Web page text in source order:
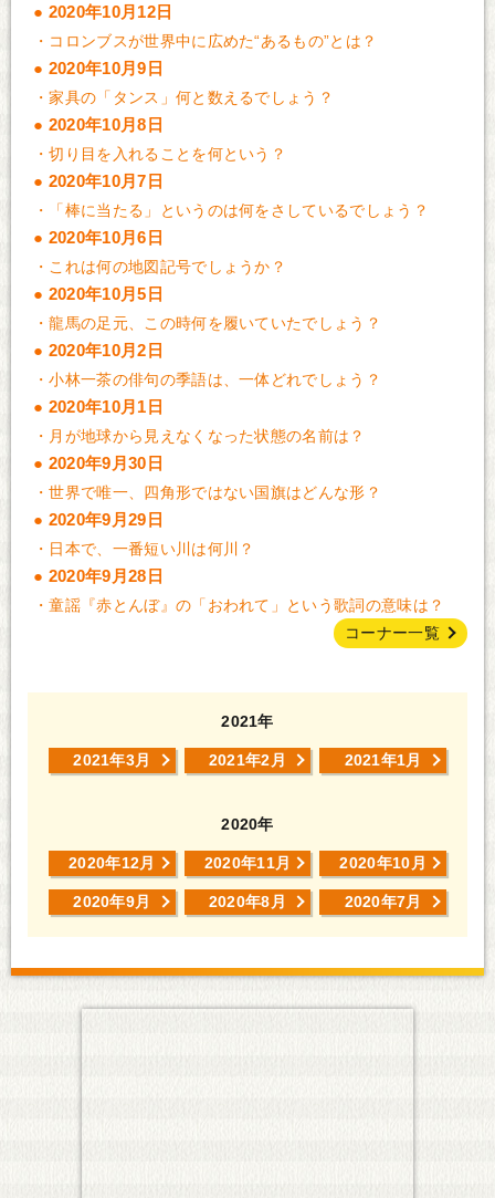
2020年10月12日
・ コロンブスが世界中に広めた“あるもの”とは？
2020年10月9日
・家具の「タンス」何と数えるでしょう？
2020年10月8日
・切り目を入れることを何という？
2020年10月7日
・ 「棒に当たる」というのは何をさしているでしょう？
2020年10月6日
・ これは何の地図記号でしょうか？
2020年10月5日
・龍馬の足元、この時何を履いていたでしょう？
2020年10月2日
・小林一茶の俳句の季語は、一体どれでしょう？
2020年10月1日
・ 月が地球から見えなくなった状態の名前は？
2020年9月30日
・世界で唯一、四角形ではない国旗はどんな形？
2020年9月29日
・ 日本で、一番短い川は何川？
2020年9月28日
・童謡『赤とんぼ』の「おわれて」という歌詞の意味は？
コーナー一覧
2021年
2021年3月 2021年2月 2021年1月
2020年
2020年12月 2020年11月 2020年10月
2020年9月 2020年8月 2020年7月